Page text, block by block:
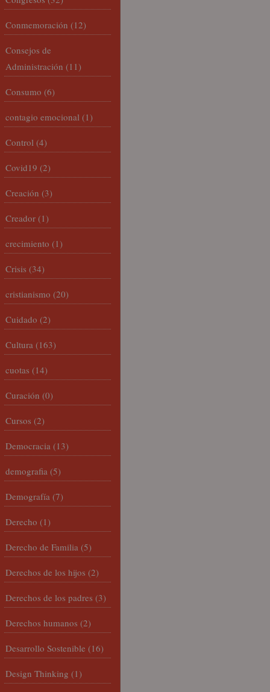
Conmemoración (12)
Consejos de
Administración (11)
Consumo (6)
contagio emocional (1)
Control (4)
Covid19 (2)
Creación (3)
Creador (1)
crecimiento (1)
Crisis (34)
cristianismo (20)
Cuidado (2)
Cultura (163)
cuotas (14)
Curación (0)
Cursos (2)
Democracia (13)
demografia (5)
Demografía (7)
Derecho (1)
Derecho de Familia (5)
Derechos de los hijos (2)
Derechos de los padres (3)
Derechos humanos (2)
Desarrollo Sostenible (16)
Design Thinking (1)